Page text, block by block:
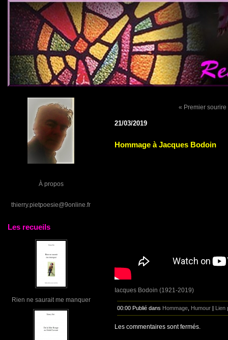
À propos
thierry.pietpoesie@9online.fr
Les recueils
Rien ne saurait me manquer
« Premier
21/03/2019
Hommage à Jacques Bodoin
Iacques Bodoin (1921-2019)
00:00 Publié dans Hommage Humour | Lien
Les commentaires sont fermés.